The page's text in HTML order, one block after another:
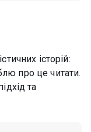
історій:
про це читати.
та